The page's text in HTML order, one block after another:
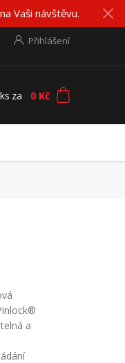
Vaši návštěvu.
Přihlášení
ks za 0 Kč
a